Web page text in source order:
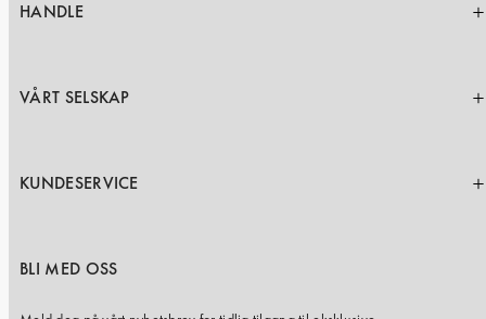
HANDLE
VÅRT SELSKAP
KUNDESERVICE
BLI MED OSS